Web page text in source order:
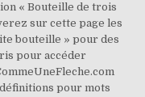
« Bouteille de trois
sur cette page les
bouteille » pour des
pour accéder
pour mots